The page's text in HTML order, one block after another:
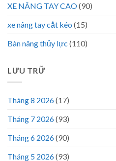
XE NÂNG TAY CAO(90)
xe nâng tay cắt kéo (15)
Bàn nâng thủy lực (110)
LƯU TRỮ
Tháng 8 2026(17)
Tháng 7 2026(93)
Tháng 6 2026(90)
Tháng 5 2026(93)